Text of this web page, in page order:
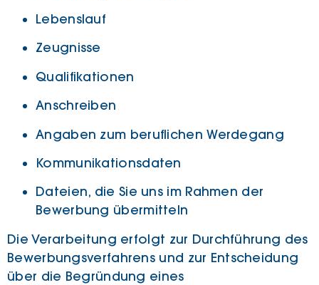
Lebenslauf
Zeugnisse
Qualifikationen
Anschreiben
Angaben zum beruflichen Werdegang
Kommunikationsdaten
Dateien, die Sie uns im Rahmen der
Bewerbung übermitteln
Die Verarbeitung erfolgt zur Durchführung des
Bewerbungsverfahrens und zur Entscheidung
über die Begründung eines